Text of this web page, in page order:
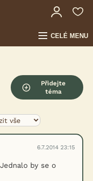
CELÉ MENU
Přidejte
téma
6.7.2014 23:15
by se o